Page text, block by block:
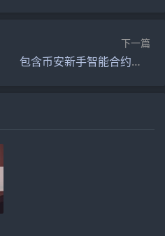
下一篇
包含币安新手智能合约介绍的词条